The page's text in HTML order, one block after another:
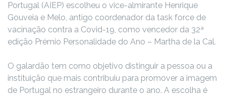
Portugal (AIEP) escolheu o vice-almirante Henrique
Gouveia e Melo, antigo coordenador da task force de
vacinação contra a Covid-19, como vencedor da 32ª
edição Prémio Personalidade do Ano – Martha de la Cal.
O galardão tem como objetivo distinguir a pessoa ou a
instituição que mais contribuiu para promover a imagem
de Portugal no estrangeiro durante o ano. A escolha é